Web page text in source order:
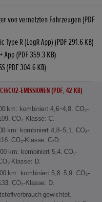
von vernetzten Fahrzeugen (PDF
R (LogR App) (PDF 291.6 KB)
(PDF 359.3 KB)
(PDF 304.6 KB)
CO2-EMISSIONEN (PDF, 42 KB)
km: kombiniert 4,6−4,8. CO₂-
CO₂-Klasse: C.
km: kombiniert 4,8−5,1. CO₂-
CO₂-Klasse: C-D.
km: kombiniert 5,4. CO₂-
Klasse: D.
km: kombiniert 5,8−5,9. CO₂-
CO₂-Klasse: D.
gewichtet,